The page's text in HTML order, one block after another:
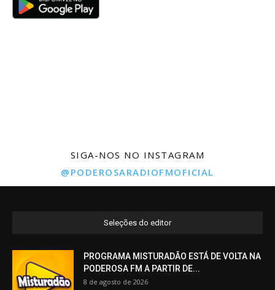
SIGA-NOS NO INSTAGRAM
@PODEROSARADIOFMOFICIAL
Seleções do editor
PROGRAMA MISTURADÃO ESTÁ DE VOLTA NA
PODEROSA FM A PARTIR DE...
8 de agosto de 2026